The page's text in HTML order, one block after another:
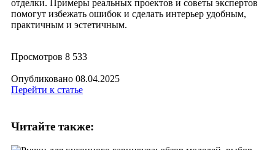
отделки. Примеры реальных проектов и советы экспертов
помогут избежать ошибок и сделать интерьер удобным,
практичным и эстетичным.
Просмотров 8 533
Опубликовано 08.04.2025
Перейти к статье
Читайте также: